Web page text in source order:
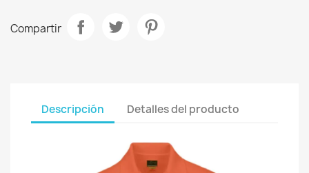
Compartir
Descripción Detalles del producto